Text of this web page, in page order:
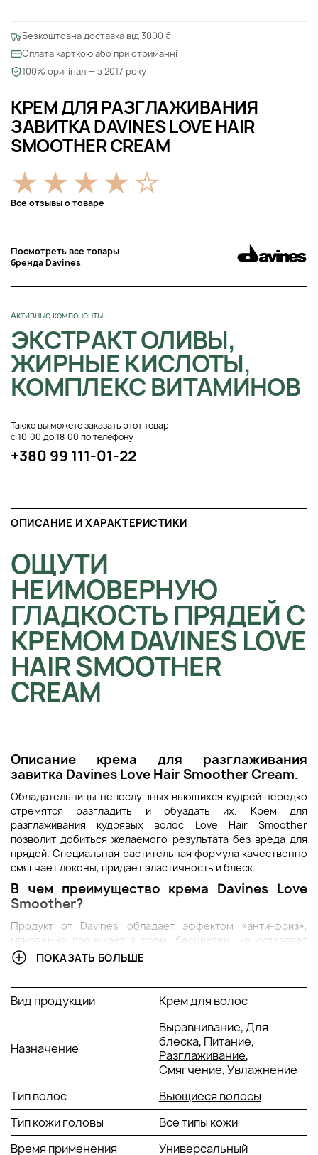
КРЕМ ДЛЯ РАЗГЛАЖИВАНИЯ
ЗАВИТКА DAVINES LOVE HAIR
SMOOTHER CREAM
Все отзывы о товаре
Посмотреть все товары
бренда Davines
Активные компоненты
ЭКСТРАКТ ОЛИВЫ,
ЖИРНЫЕ КИСЛОТЫ,
КОМПЛЕКС ВИТАМИНОВ
Также вы можете заказать этот товар
с 10:00 до 18:00 по телефону
+380 99 111-01-22
Безкоштовна доставка від 3000 ₴
Оплата карткою або при отриманні
100% оригінал — з 2017 року
ОПИСАНИЕ И ХАРАКТЕРИСТИКИ
ОЩУТИ
НЕИМОВЕРНУЮ
ГЛАДКОСТЬ ПРЯДЕЙ С
КРЕМОМ DAVINES LOVE
HAIR SMOOTHER
CREAM
Описание крема для разглаживания
завитка Davines Love Hair Smoother Cream.
Обладательницы непослушных вьющихся кудрей нередко
стремятся разгладить и обуздать их. Крем для
разглаживания кудрявых волос Love Hair Smoother
позволит добиться желаемого результата без вреда для
прядей. Специальная растительная формула качественно
смягчает локоны, придаёт эластичность и блеск.
В чем преимущество крема Davines Love
Smoother?
Продукт от Davines обладает эффектом «анти-фриз»,
мгновенно проникает в поры, бесцветен, не оставляет
липкого налёта. Не нарушает естественных характеристик
волос.
Особый состав защищает от негативного воздействия
окружающей среды и укладочных инструментов, пряди
становятся податливыми, легко расчёсываются.
Активные компоненты:
протеины;
витамины В и Е;
ненасыщенные жиры;
магний;
калий;
ПОКАЗАТЬ БОЛЬШЕ
Вид продукции Крем для волос
Назначение
Выравнивание, Для
блеска, Питание,
Разглаживание,
Смягчение,Увлажнение
Тип волос
Вьющиеся волосы
Тип кожи головы
Все типы кожи
Время применения
Универсальный